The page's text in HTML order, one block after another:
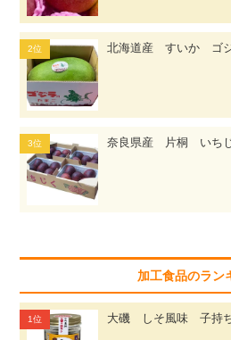
北海道産 すいか ゴ
奈良県産 片桐 いち
加工食品のラン
大磯 しそ風味 子持ち